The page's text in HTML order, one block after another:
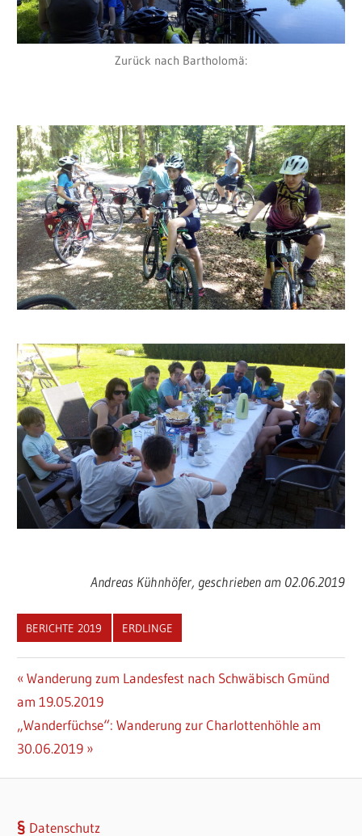
Zurück nach Bartholomä:
Andreas Kühnhöfer, geschrieben am 02.06.2019
BERICHTE 2019 ERDLINGE
Beitragsnavigation
Vorheriger
Beitrag:
Wanderung zum Landesfest nach Schwäbisch Gmünd
am 19.05.2019
Nächster
Beitrag:
„Wanderfüchse“: Wanderung zur Charlottenhöhle am
30.06.2019
Datenschutz